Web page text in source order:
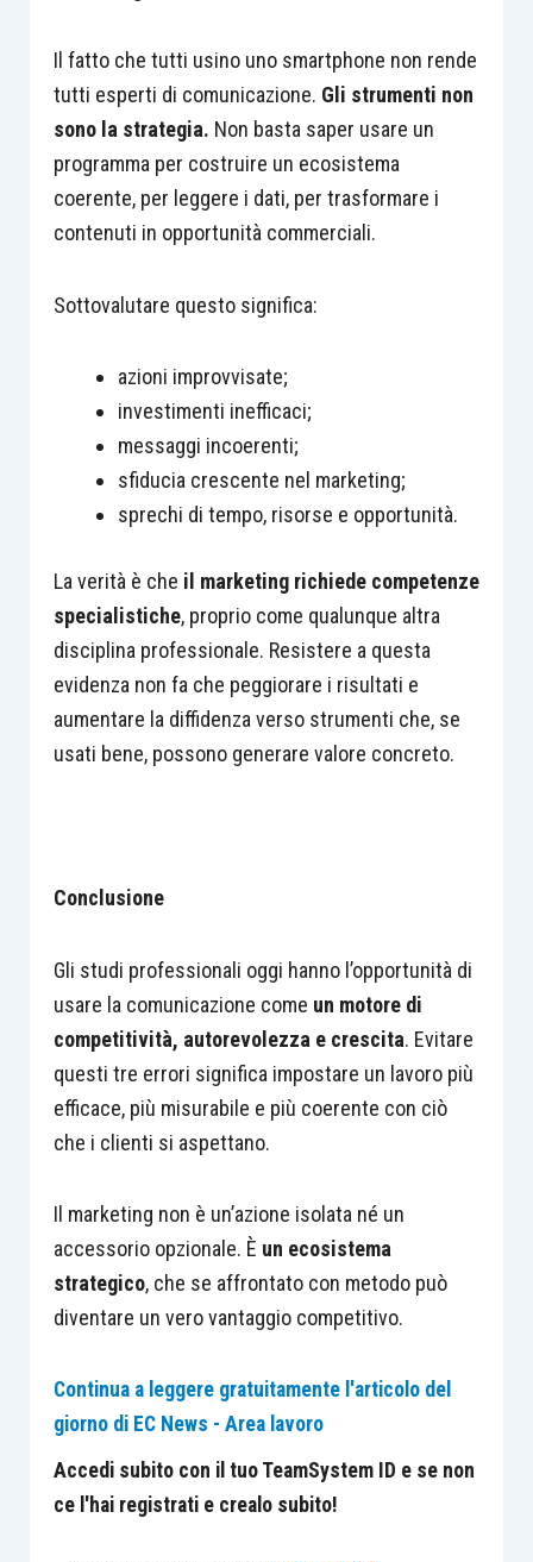
Il fatto che tutti usino uno smartphone non rende
tutti esperti di comunicazione. Gli strumenti non
sono la strategia. Non basta saper usare un
programma per costruire un ecosistema
coerente, per leggere i dati, per trasformare i
contenuti in opportunità commerciali.
Sottovalutare questo significa:
azioni improvvisate;
investimenti inefficaci;
messaggi incoerenti;
sfiducia crescente nel marketing;
sprechi di tempo, risorse e opportunità.
La verità è che il marketing richiede competenze
specialistiche, proprio come qualunque altra
disciplina professionale. Resistere a questa
evidenza non fa che peggiorare i risultati e
aumentare la diffidenza verso strumenti che, se
usati bene, possono generare valore concreto.
Conclusione
Gli studi professionali oggi hanno l’opportunità di
usare la comunicazione come un motore di
competitività, autorevolezza e crescita. Evitare
questi tre errori significa impostare un lavoro più
efficace, più misurabile e più coerente con ciò
che i clienti si aspettano.
Il marketing non è un’azione isolata né un
accessorio opzionale. È un ecosistema
strategico, che se affrontato con metodo può
diventare un vero vantaggio competitivo.
Continua a leggere gratuitamente l'articolo del
giorno di EC News - Area lavoro
Accedi subito con il tuo TeamSystem ID e se non
ce l'hai registrati e crealo subito!